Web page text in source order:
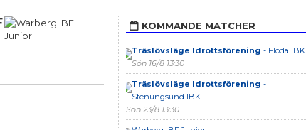
KOMMANDE MATCHER
Träslövsläge Idrottsförening - Floda IBK
Sön 16/8 13:30
Träslövsläge Idrottsförening -
Stenungsund IBK
Sön 23/8 13:30